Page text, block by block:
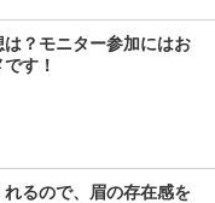
？モニター参加にはお
す！
るので、眉の存在感を